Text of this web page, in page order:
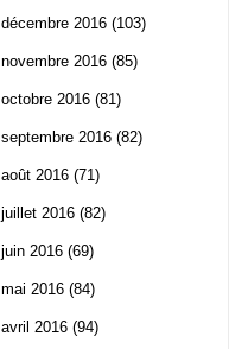
décembre 2016 (103)
novembre 2016 (85)
octobre 2016 (81)
septembre 2016 (82)
août 2016 (71)
juillet 2016 (82)
juin 2016 (69)
mai 2016 (84)
avril 2016 (94)